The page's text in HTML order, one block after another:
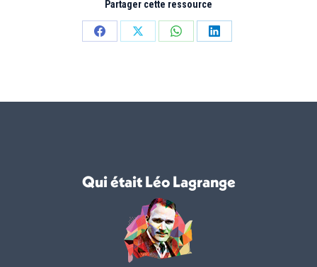
Partager cette ressource
PartagerPartagerPartagerPartager
Qui était Léo Lagrange